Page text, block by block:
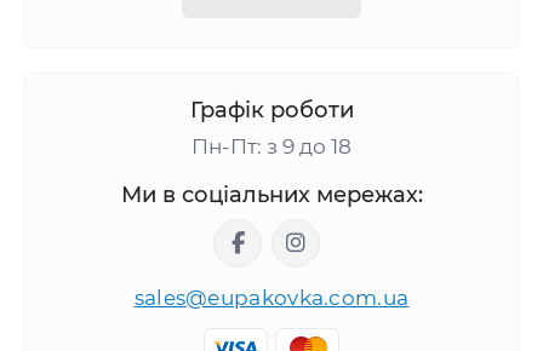
Графік роботи
Пн-Пт: з 9 до 18
Ми в соціальних мережах:
sales@eupakovka.com.ua